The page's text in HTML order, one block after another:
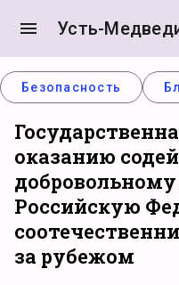
menu Усть-
Безопасность
оказанию
Российскую
за рубежом